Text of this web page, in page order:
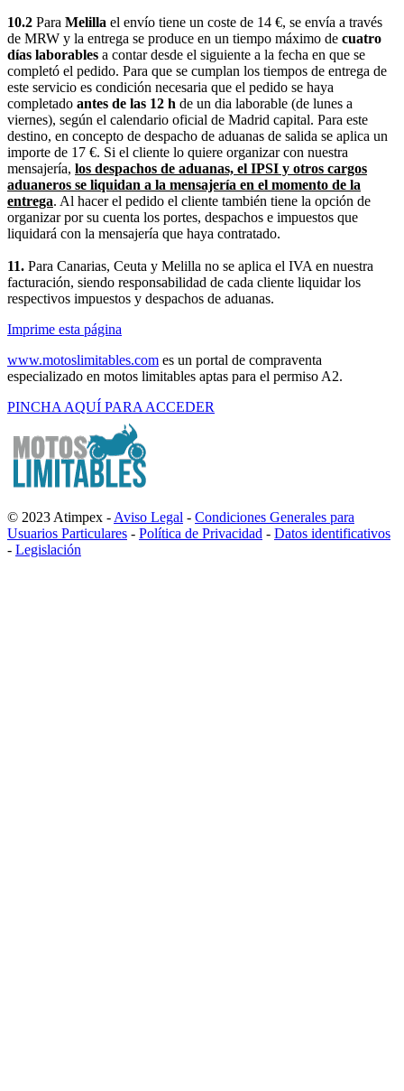
10.2 Para Melilla el envío tiene un coste de 14 €, se envía a través
de MRW y la entrega se produce en un tiempo máximo de cuatro
días laborables a contar desde el siguiente a la fecha en que se
completó el pedido. Para que se cumplan los tiempos de entrega de
este servicio es condición necesaria que el pedido se haya
completado antes de las 12 h de un dia laborable (de lunes a
viernes), según el calendario oficial de Madrid capital. Para este
destino, en concepto de despacho de aduanas de salida se aplica un
importe de 17 €. Si el cliente lo quiere organizar con nuestra
mensajería, los despachos de aduanas, el IPSI y otros cargos
aduaneros se liquidan a la mensajería en el momento de la
entrega. Al hacer el pedido el cliente también tiene la opción de
organizar por su cuenta los portes, despachos e impuestos que
liquidará con la mensajería que haya contratado.
11. Para Canarias, Ceuta y Melilla no se aplica el IVA en nuestra
facturación, siendo responsabilidad de cada cliente liquidar los
respectivos impuestos y despachos de aduanas.
Imprime esta página
www.motoslimitables.com es un portal de compraventa
especializado en motos limitables aptas para el permiso A2.
PINCHA AQUÍ PARA ACCEDER
© 2023 Atimpex - Aviso Legal - Condiciones Generales para
Usuarios Particulares - Política de Privacidad - Datos identificativos
- Legislación